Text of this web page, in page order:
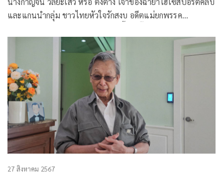
และแกนนำกลุ่ม ชาวไทยหัวใจรักสงบ อดีตแม่ยกพรรค
27 สิงหาคม 2567